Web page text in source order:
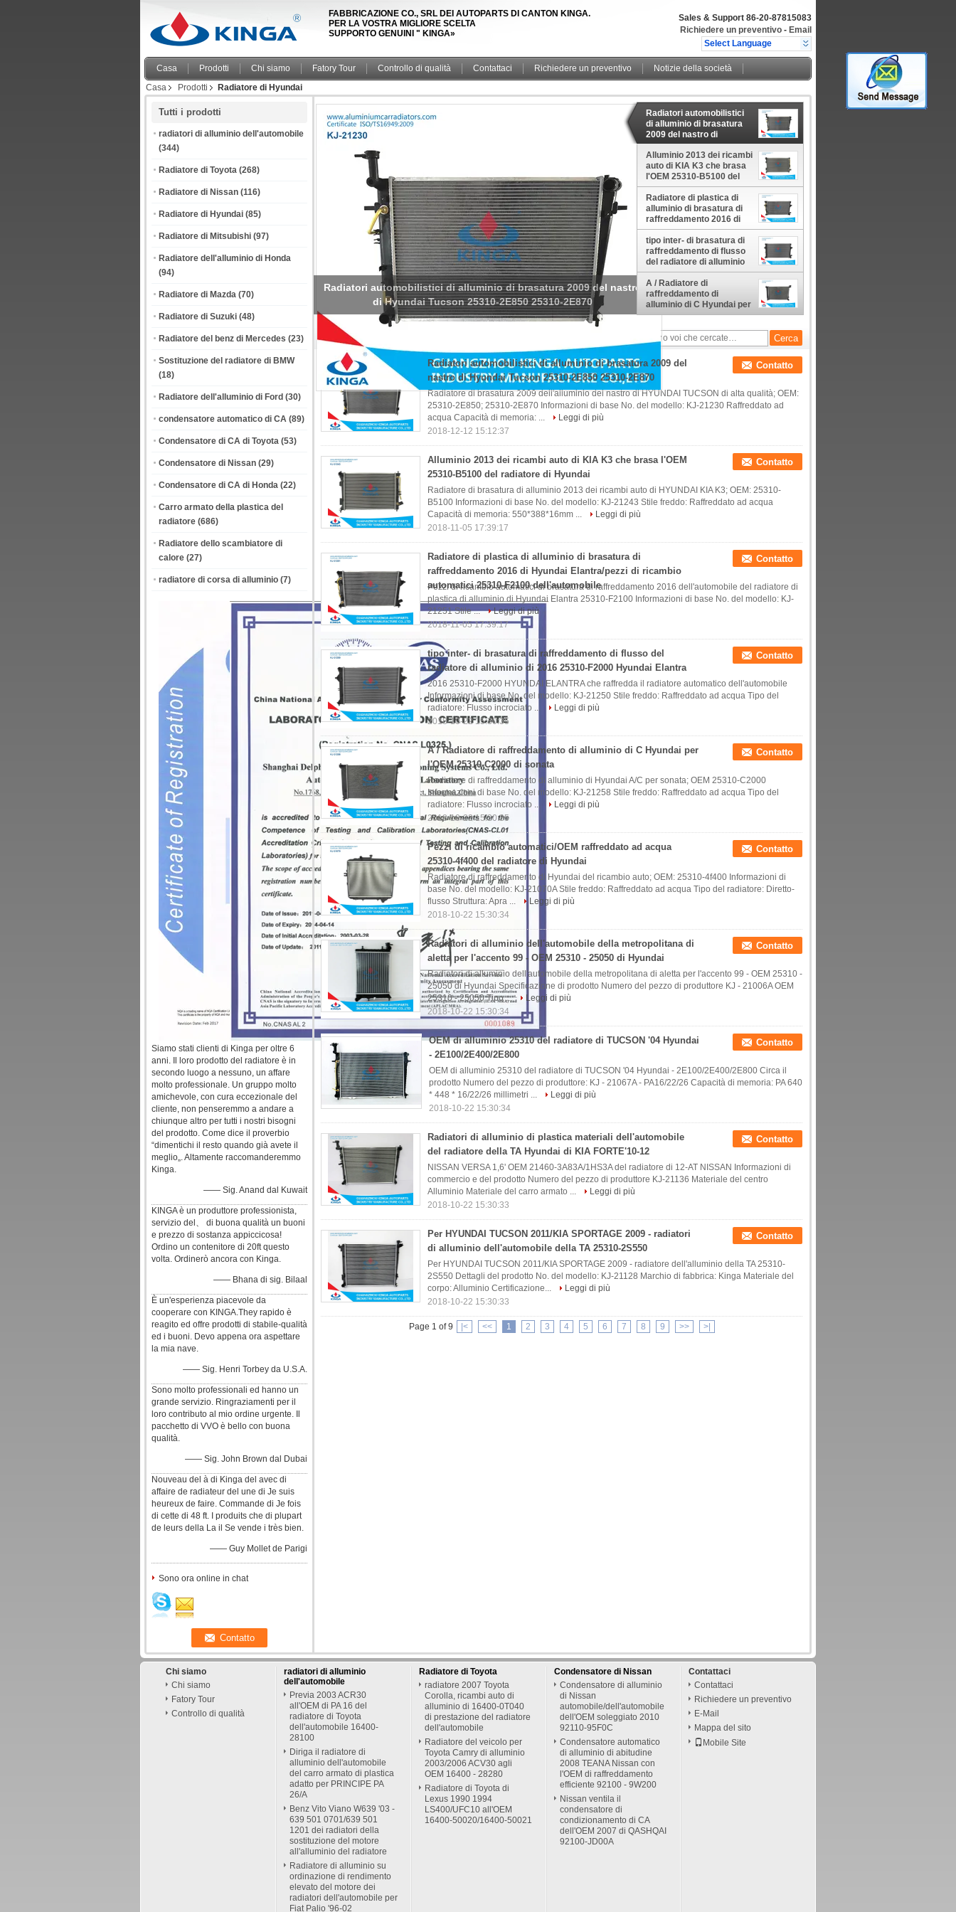
FABBRICAZIONE CO., SRL DEI AUTOPARTS DI CANTON KINGA.
PER LA VOSTRA MIGLIORE SCELTA
SUPPORTO GENUINI " KINGA»
Sales & Support 86-20-87815083
Richiedere un preventivo - Email
Select Language
Casa Prodotti Chi siamo Fatory Tour Controllo di qualità Contattaci Richiedere un preventivo
Notizie della società
Casa
Prodotti Radiatore di Hyundai
Tutti i prodotti
radiatori di alluminio dell'automobile
(344)
Radiatore di Toyota (268)
Radiatore di Nissan (116)
Radiatore di Hyundai (85)
Radiatore di Mitsubishi (97)
Radiatore dell'alluminio di Honda
(94)
Radiatore di Mazda (70)
Radiatore di Suzuki (48)
Radiatore del benz di Mercedes (23)
Sostituzione del radiatore di BMW
(18)
Radiatore dell'alluminio di Ford (30)
condensatore automatico di CA (89)
Condensatore di CA di Toyota (53)
Condensatore di Nissan (29)
Condensatore di CA di Honda (22)
Carro armato della plastica del
radiatore (686)
Radiatore dello scambiatore di
calore (27)
radiatore di corsa di alluminio (7)
Siamo stati clienti di Kinga per oltre 6
anni. Il loro prodotto del radiatore è in
secondo luogo a nessuno, un affare
molto professionale. Un gruppo molto
amichevole, con cura eccezionale del
cliente, non penseremmo a andare a
chiunque altro per tutti i nostri bisogni
del prodotto. Come dice il proverbio
“dimentichi il resto quando già avete il
meglio„. Altamente raccomanderemmo
Kinga.
—— Sig. Anand dal Kuwait
KINGA è un produttore professionista,
servizio del、 di buona qualità un buoni
e prezzo di sostanza appiccicosa!
Ordino un contenitore di 20ft questo
volta. Ordinerò ancora con Kinga.
—— Bhana di sig. Bilaal
È un'esperienza piacevole da
cooperare con KINGA.They rapido è
reagito ed offre prodotti di stabile-qualità
ed i buoni. Devo appena ora aspettare
la mia nave.
—— Sig. Henri Torbey da U.S.A.
Sono molto professionali ed hanno un
grande servizio. Ringraziamenti per il
loro contributo al mio ordine urgente. Il
pacchetto di VVO è bello con buona
qualità.
—— Sig. John Brown dal Dubai
Nouveau del à di Kinga del avec di
affaire de radiateur del une di Je suis
heureux de faire. Commande di Je fois
di cette di 48 ft. I produits che di plupart
de leurs della La il Se vende i très bien.
—— Guy Mollet de Parigi
Sono ora online in chat
Alluminio 2013 dei ricambi auto di KIA K3 che brasa l'OEM 25310-
B5100 del radiatore di Hyundai
Radiatori automobilistici
di alluminio di brasatura
2009 del nastro di
Hyundai Tucson 25310-
2E850 25310-2E870
Alluminio 2013 dei ricambi
auto di KIA K3 che brasa
l'OEM 25310-B5100 del
radiatore di Hyundai
Radiatore di plastica di
alluminio di brasatura di
raffreddamento 2016 di
Hyundai Elantra/pezzi di
ricambio automatici
25310-F2100
dell'automobile
tipo inter- di brasatura di
raffreddamento di flusso
del radiatore di alluminio
di 2016 25310-F2000
Hyundai Elantra
A / Radiatore di
raffreddamento di
alluminio di C Hyundai per
l'OEM 25310-C2000 di
Radiatore di Hyundai
Radiatori automobilistici di alluminio di brasatura 2009 del
nastro di Hyundai Tucson 25310-2E850 25310-2E870
Contatto
Radiatore di brasatura 2009 dell'alluminio del nastro di HYUNDAI TUCSON di alta qualità; OEM:
25310-2E850; 25310-2E870 Informazioni di base No. del modello: KJ-21230 Raffreddato ad
acqua Capacità di memoria: ...
Leggi di più
2018-12-12 15:12:37
Alluminio 2013 dei ricambi auto di KIA K3 che brasa l'OEM
25310-B5100 del radiatore di Hyundai
Contatto
Radiatore di brasatura di alluminio 2013 dei ricambi auto di HYUNDAI KIA K3; OEM: 25310-
B5100 Informazioni di base No. del modello: KJ-21243 Stile freddo: Raffreddato ad acqua
Capacità di memoria: 550*388*16mm ...
Leggi di più
2018-11-05 17:39:17
Radiatore di plastica di alluminio di brasatura di
raffreddamento 2016 di Hyundai Elantra/pezzi di ricambio
automatici 25310-F2100 dell'automobile
Contatto
Pezzi di ricambio automatici di brasatura di raffreddamento 2016 dell'automobile del radiatore di
plastica di alluminio di Hyundai Elantra 25310-F2100 Informazioni di base No. del modello: KJ-
21251 Stile ...
Leggi di più
2018-11-05 17:39:17
tipo inter- di brasatura di raffreddamento di flusso del
radiatore di alluminio di 2016 25310-F2000 Hyundai Elantra
Contatto
2016 25310-F2000 HYUNDAI ELANTRA che raffredda il radiatore automatico dell'automobile
Informazioni di base No. del modello: KJ-21250 Stile freddo: Raffreddato ad acqua Tipo del
radiatore: Flusso incrociato ...
Leggi di più
2018-10-22 15:30:35
A / Radiatore di raffreddamento di alluminio di C Hyundai per
l'OEM 25310-C2000 di sonata
Contatto
Radiatore di raffreddamento di alluminio di Hyundai A/C per sonata; OEM 25310-C2000
Informazioni di base No. del modello: KJ-21258 Stile freddo: Raffreddato ad acqua Tipo del
radiatore: Flusso incrociato ...
Leggi di più
2018-10-22 15:30:35
Pezzi di ricambio automatici/OEM raffreddato ad acqua
25310-4f400 del radiatore di Hyundai
Contatto
Radiatore di raffreddamento di Hyundai del ricambio auto; OEM: 25310-4f400 Informazioni di
base No. del modello: KJ-21070A Stile freddo: Raffreddato ad acqua Tipo del radiatore: Diretto-
flusso Struttura: Apra ...
Leggi di più
2018-10-22 15:30:34
Radiatori di alluminio dell'automobile della metropolitana di
aletta per l'accento 99 - OEM 25310 - 25050 di Hyundai
Contatto
Radiatori di alluminio dell'automobile della metropolitana di aletta per l'accento 99 - OEM 25310 -
25050 di Hyundai Specificazione di prodotto Numero del pezzo di produttore KJ - 21006A OEM
25310 - 25050 Tipo ...
Leggi di più
2018-10-22 15:30:34
OEM di alluminio 25310 del radiatore di TUCSON '04 Hyundai
- 2E100/2E400/2E800
Contatto
OEM di alluminio 25310 del radiatore di TUCSON '04 Hyundai - 2E100/2E400/2E800 Circa il
prodotto Numero del pezzo di produttore: KJ - 21067A - PA16/22/26 Capacità di memoria: PA 640
* 448 * 16/22/26 millimetri ...
Leggi di più
2018-10-22 15:30:34
Radiatori di alluminio di plastica materiali dell'automobile
del radiatore della TA Hyundai di KIA FORTE'10-12
Contatto
NISSAN VERSA 1,6' OEM 21460-3A83A/1HS3A del radiatore di 12-AT NISSAN Informazioni di
commercio e del prodotto Numero del pezzo di produttore KJ-21136 Materiale del centro
Alluminio Materiale del carro armato ...
Leggi di più
2018-10-22 15:30:33
Per HYUNDAI TUCSON 2011/KIA SPORTAGE 2009 - radiatori
di alluminio dell'automobile della TA 25310-2S550
Contatto
Per HYUNDAI TUCSON 2011/KIA SPORTAGE 2009 - radiatore dell'alluminio della TA 25310-
2S550 Dettagli del prodotto No. del modello: KJ-21128 Marchio di fabbrica: Kinga Materiale del
corpo: Alluminio Certificazione...
Leggi di più
2018-10-22 15:30:33
Page 1 of 9 |< << 1 2 3 4 5 6 7 8 9 >> >|
Chi siamo
Chi siamo
Fatory Tour
Controllo di qualità
radiatori di alluminio
dell'automobile
Previa 2003 ACR30
all'OEM di PA 16 del
radiatore di Toyota
dell'automobile 16400-
28100
Diriga il radiatore di
alluminio dell'automobile
del carro armato di plastica
adatto per PRINCIPE PA
26/A
Benz Vito Viano W639 '03 -
639 501 0701/639 501
1201 dei radiatori della
sostituzione del motore
all'alluminio del radiatore
Radiatore di alluminio su
ordinazione di rendimento
elevato del motore dei
radiatori dell'automobile per
Fiat Palio '96-02
Radiatore di Toyota
radiatore 2007 Toyota
Corolla, ricambi auto di
alluminio di 16400-0T040
di prestazione del radiatore
dell'automobile
Radiatore del veicolo per
Toyota Camry di alluminio
2003/2006 ACV30 agli
OEM 16400 - 28280
Radiatore di Toyota di
Lexus 1990 1994
LS400/UFC10 all'OEM
16400-50020/16400-50021
Condensatore di Nissan
Condensatore di alluminio
di Nissan
automobile/dell'automobile
dell'OEM soleggiato 2010
92110-95F0C
Condensatore automatico
di alluminio di abitudine
2008 TEANA Nissan con
l'OEM di raffreddamento
efficiente 92100 - 9W200
Nissan ventila il
condensatore di
condizionamento di CA
dell'OEM 2007 di QASHQAI
92100-JD00A
Contattaci
Contattaci
Richiedere un preventivo
E-Mail
Mappa del sito
Mobile Site